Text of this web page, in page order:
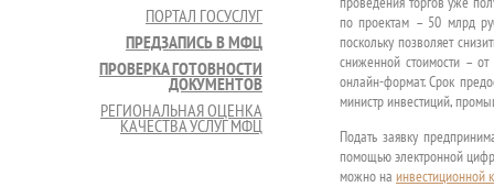
ПОРТАЛ ГОСУСЛУГ
ПРЕДЗАПИСЬ В МФЦ
ПРОВЕРКА ГОТОВНОСТИ
ДОКУМЕНТОВ
РЕГИОНАЛЬНАЯ ОЦЕНКА
КАЧЕСТВА УСЛУГ МФЦ
по проектам – 50 млрд
поскольку позволяет
сниженной стоимости –
онлайн-формат. Срок
министр инвестиций,
Подать заявку
помощью электронной
можно на инвестиционной